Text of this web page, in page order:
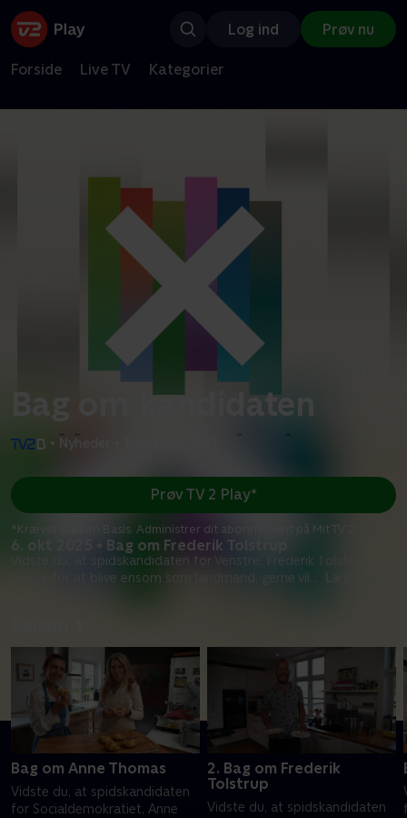
Log ind Prøv nu
Forside Live TV Kategorier
Bag om kandidaten
• Nyheder
6. okt 2025 • Bag om Frederik Tolstrup
Vidste du, at spidskandidaten for Venstre, Frederik Tolstrup, var
bange for at blive ensom som landmand, gerne vil ...
Prøv TV 2 Play*
*Kræver pakken Basis. Administrer dit abonnement på Mit TV 2.
Bag om Anne Thomas
Vidste du, at spidskandidaten
for Socialdemokratiet, Anne
2. Bag om Frederik
Tolstrup
Vidste du, at spidskandidaten